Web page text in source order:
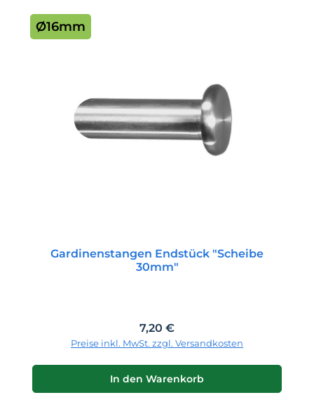
Ø16mm
Gardinenstangen Endstück "Scheibe
30mm"
Regulärer Preis:
7,20 €
Preise inkl. MwSt. zzgl. Versandkosten
In den Warenkorb